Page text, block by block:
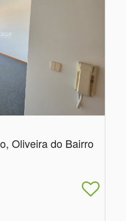
Oliveira do Bairro